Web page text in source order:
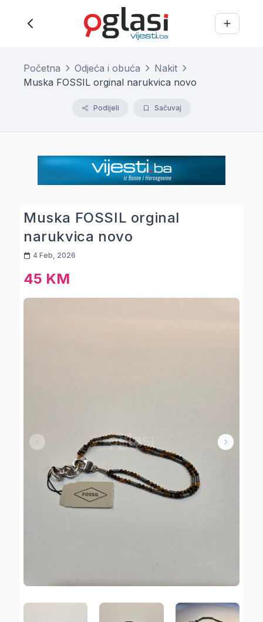
Početna Odjeća i obuća
Nakit
Muska FOSSIL orginal narukvica novo
Podijeli Sačuvaj
Muska FOSSIL orginal
narukvica novo
4 Feb, 2026
45 KM